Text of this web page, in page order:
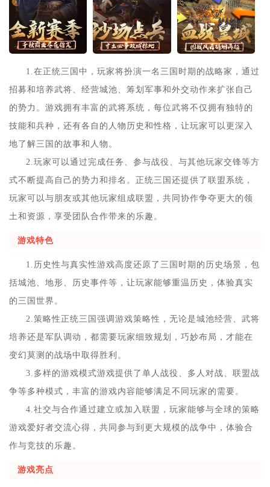
1.在正统三国中，玩家将扮演一名三国时期的战略家，通过
招募和培养武将、经营城池、筹划军事和外交动作来扩张自己
的势力。游戏拥有丰富的武将系统，每位武将不仅拥有独特的
技能和兵种，还有各自的人物历史和性格，让玩家可以更深入
地了解三国的故事和人物。
2.玩家可以通过完成任务、参与战役、与其他玩家交锋等方
式不断提高自己的势力和排名。正统三国还提供了联盟系统，
玩家可以与朋友或其他玩家组成联盟，共同协作争夺更大的领
土和资源，享受团队合作带来的乐趣。
游戏特色
1.历史性与真实性游戏高度还原了三国时期的历史场景，包
括城池、地形、历史事件等，让玩家能够重温历史，体验真实
的三国世界。
2.策略性正统三国强调游戏策略性，无论是城池经营、武将
培养还是军队调动，都需要玩家细致规划，巧妙布局，才能在
变幻莫测的战场中取得胜利。
3.多样的游戏模式游戏提供了单人战役、多人对战、联盟战
争等多种模式，丰富的游戏内容能够满足不同玩家的需要。
4.社交与合作通过建立或加入联盟，玩家能够与全球的策略
游戏爱好者交流心得，共同参与到更大规模的战争中，体验合
作与竞技的乐趣。
游戏亮点